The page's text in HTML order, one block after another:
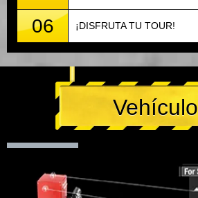
06 ¡DISFRUTA TU TOUR!
Vehículo